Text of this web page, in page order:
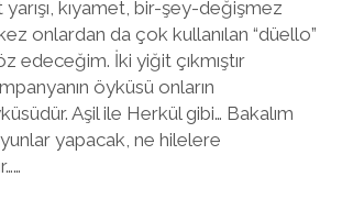
kıyamet, bir-şey-değişmez
onlardan da çok kullanılan “düello”
edeceğim. İki yiğit çıkmıştır
öyküsü onların
Aşil ile Herkül gibi… Bakalım
yapacak, ne hilelere